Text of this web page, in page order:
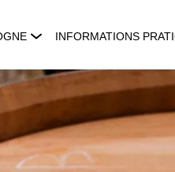
INFORMATIONS